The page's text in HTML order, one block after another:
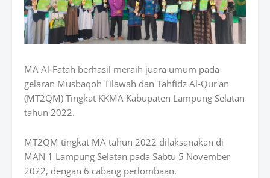
MA Al-Fatah berhasil meraih juara umum pada
gelaran Musbaqoh Tilawah dan Tahfidz Al-Qur'an
(MT2QM) Tingkat KKMA Kabupaten Lampung Selatan
tahun 2022.
MT2QM tingkat MA tahun 2022 dilaksanakan di
MAN 1 Lampung Selatan pada Sabtu 5 November
2022, dengan 6 cabang perlombaan.